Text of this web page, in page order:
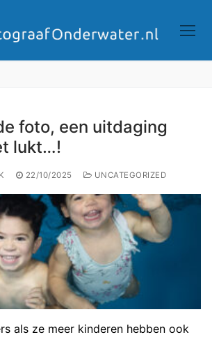
foto, een uitdaging
lukt…!
22/10/2025 UNCATEGORIZED
als ze meer kinderen hebben ook